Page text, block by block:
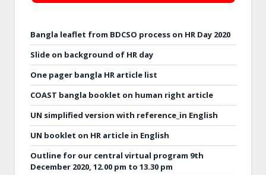
Bangla leaflet from BDCSO process on HR Day 2020
Slide on background of HR day
One pager bangla HR article list
COAST bangla booklet on human right article
UN simplified version with reference_in English
UN booklet on HR article in English
Outline for our central virtual program 9th
December 2020, 12.00 pm to 13.30 pm